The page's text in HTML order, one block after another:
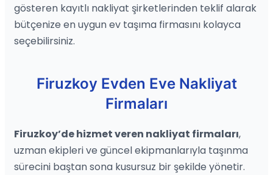
gösteren kayıtlı nakliyat şirketlerinden teklif alarak
bütçenize en uygun ev taşıma firmasını kolayca
seçebilirsiniz.
Firuzkoy Evden Eve Nakliyat
Firmaları
Firuzkoy’de hizmet veren nakliyat firmaları,
uzman ekipleri ve güncel ekipmanlarıyla taşınma
sürecini baştan sona kusursuz bir şekilde yönetir.